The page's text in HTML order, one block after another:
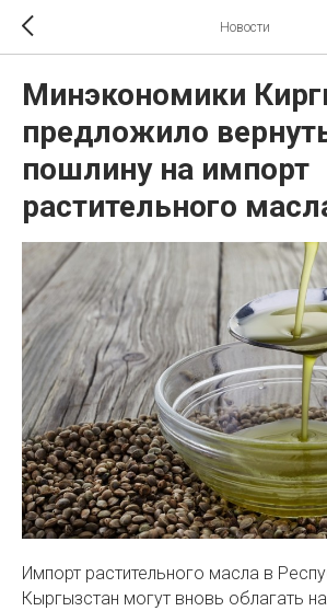
Новости
Минэкономики
предложило
пошлину на импорт
растительного
Импорт растительного масла в
Кыргызстан могут вновь облагать